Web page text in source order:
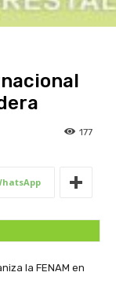
177
la FENAM en